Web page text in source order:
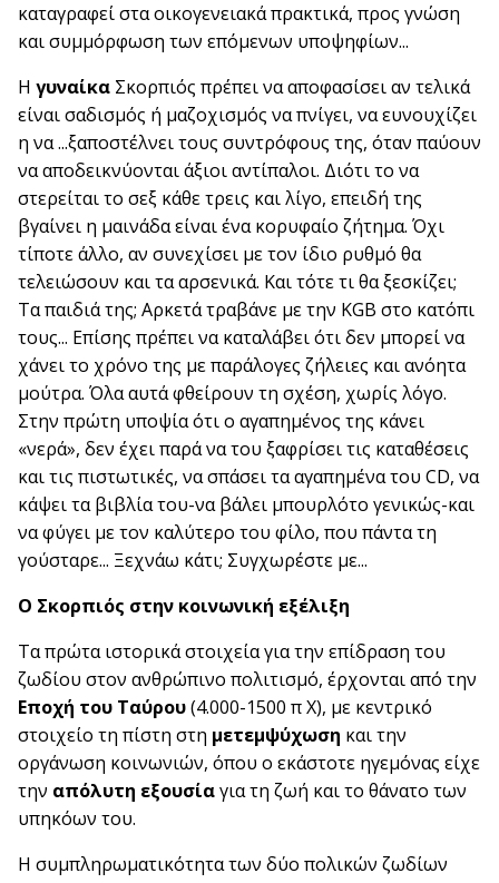
καταγραφεί στα οικογενειακά πρακτικά, προς γνώση
και συμμόρφωση των επόμενων υποψηφίων...
Η γυναίκα Σκορπιός πρέπει να αποφασίσει αν τελικά
είναι σαδισμός ή μαζοχισμός να πνίγει, να ευνουχίζει
η να ...ξαποστέλνει τους συντρόφους της, όταν παύουν
να αποδεικνύονται άξιοι αντίπαλοι. Διότι το να
στερείται το σεξ κάθε τρεις και λίγο, επειδή της
βγαίνει η μαινάδα είναι ένα κορυφαίο ζήτημα. Όχι
τίποτε άλλο, αν συνεχίσει με τον ίδιο ρυθμό θα
τελειώσουν και τα αρσενικά. Και τότε τι θα ξεσκίζει;
Τα παιδιά της; Αρκετά τραβάνε με την KGB στο κατόπι
τους... Επίσης πρέπει να καταλάβει ότι δεν μπορεί να
χάνει το χρόνο της με παράλογες ζήλειες και ανόητα
μούτρα. Όλα αυτά φθείρουν τη σχέση, χωρίς λόγο.
Στην πρώτη υποψία ότι ο αγαπημένος της κάνει
«νερά», δεν έχει παρά να του ξαφρίσει τις καταθέσεις
και τις πιστωτικές, να σπάσει τα αγαπημένα του CD, να
κάψει τα βιβλία του-να βάλει μπουρλότο γενικώς-και
να φύγει με τον καλύτερο του φίλο, που πάντα τη
γούσταρε... Ξεχνάω κάτι; Συγχωρέστε με...
Ο Σκορπιός στην κοινωνική εξέλιξη
Τα πρώτα ιστορικά στοιχεία για την επίδραση του
ζωδίου στον ανθρώπινο πολιτισμό, έρχονται από την
Εποχή του Ταύρου(4.000-1500 π Χ), με κεντρικό
στοιχείο τη πίστη στη μετεμψύχωση και την
οργάνωση κοινωνιών, όπου ο εκάστοτε ηγεμόνας είχε
την απόλυτη εξουσίαγια τη ζωή και το θάνατο των
υπηκόων του.
Η συμπληρωματικότητα των δύο πολικών ζωδίων